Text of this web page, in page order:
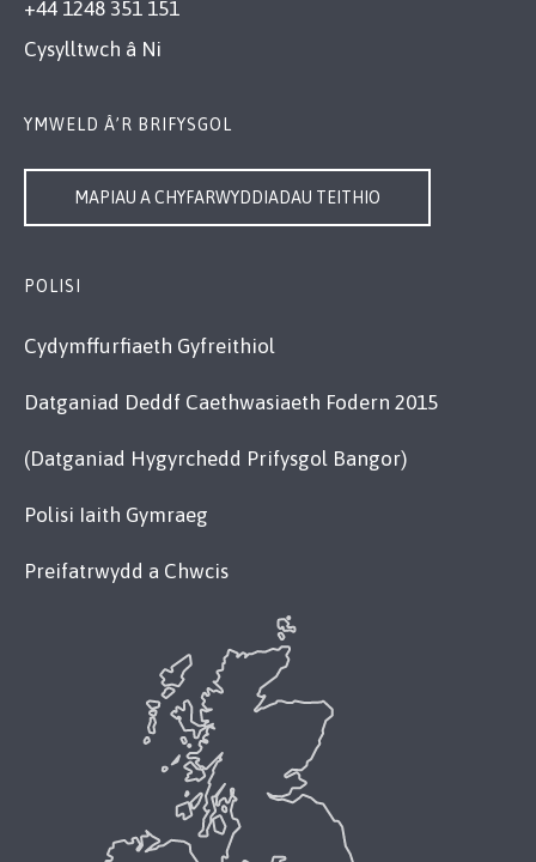
+44 1248 351 151
Cysylltwch â Ni
YMWELD Â’R BRIFYSGOL
MAPIAU A CHYFARWYDDIADAU TEITHIO
POLISI
Cydymffurfiaeth Gyfreithiol
Datganiad Deddf Caethwasiaeth Fodern 2015
(Datganiad Hygyrchedd Prifysgol Bangor)
Polisi Iaith Gymraeg
Preifatrwydd a Chwcis